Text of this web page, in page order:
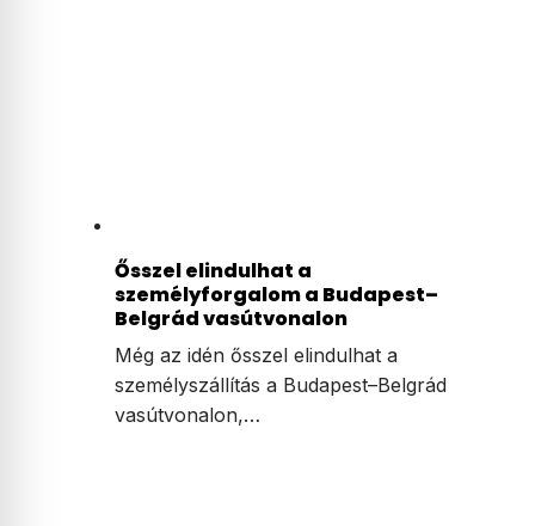
Ősszel elindulhat a
személyforgalom a Budapest–
Belgrád vasútvonalon
Még az idén ősszel elindulhat a
személyszállítás a Budapest–Belgrád
vasútvonalon,…